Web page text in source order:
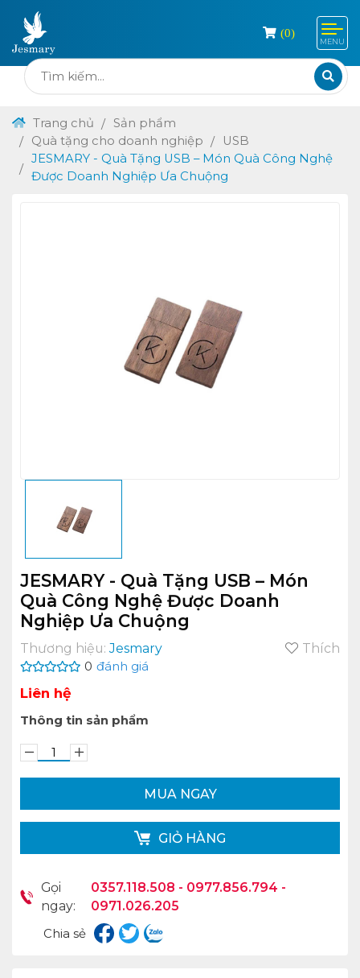
(0)
MENU
Trang chủ
Sản phẩm
Quà tặng cho doanh nghiệp
USB
JESMARY - Quà Tặng USB – Món Quà Công Nghệ
Được Doanh Nghiệp Ưa Chuộng
JESMARY - Quà Tặng USB – Món
Quà Công Nghệ Được Doanh
Nghiệp Ưa Chuộng
Thương hiệu:Jesmary Thích
0 đánh giá
Liên hệ
Thông tin sản phẩm
MUA NGAY
GIỎ HÀNG
Gọi
ngay:
0357.118.508 - 0977.856.794 -
0971.026.205
Chia sẻ